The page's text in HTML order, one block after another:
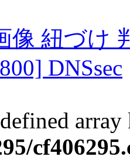
像 紐づけ
DNSsec